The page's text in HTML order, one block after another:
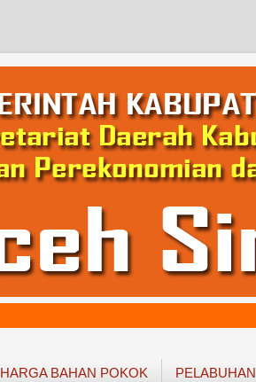
HARGA BAHAN POKOK PELABUHAN